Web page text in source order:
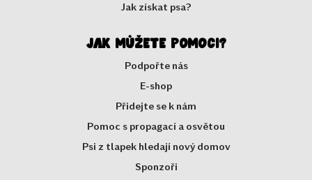
Jak získat psa?
Jak můžete pomoci?
Podpořte nás
E-shop
Přidejte se k nám
Pomoc s propagací a osvětou
Psi z tlapek hledají nový domov
Sponzoři